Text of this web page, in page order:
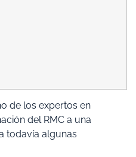
de los expertos en
del RMC a una
todavía algunas